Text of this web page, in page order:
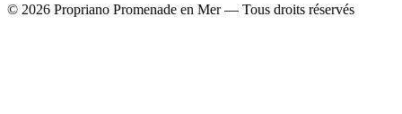
© 2026 Propriano Promenade en Mer — Tous droits réservés